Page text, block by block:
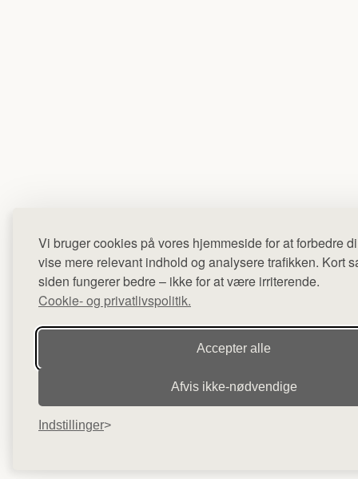
Vi bruger cookies på vores hjemmeside for at forbedre
vise mere relevant indhold og analysere trafikken. Kort
siden fungerer bedre – ikke for at være irriterende.
Cookie- og privatlivspolitik.
Accepter alle
Afvis ikke‑nødvendige
Indstillinger